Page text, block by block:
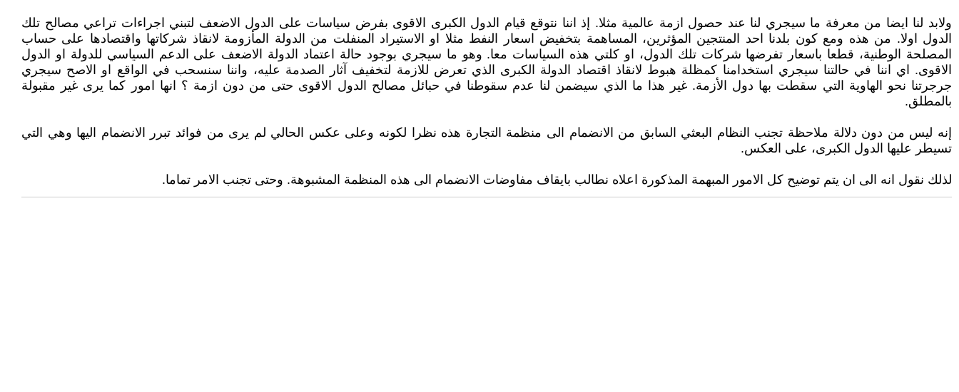
ولابد لنا ايضا من معرفة ما سيجري لنا عند حصول ازمة عالمية مثلا. إذ اننا نتوقع قيام الدول الكبرى الاقوى بفرض سياسات على الدول الاضعف لتبني اجراءات تراعي مصالح تلك
الدول اولا. من هذه ومع كون بلدنا احد المنتجين المؤثرين، المساهمة بتخفيض اسعار النفط مثلا او الاستيراد المنفلت من الدولة المأزومة لانقاذ شركاتها واقتصادها على حساب
المصلحة الوطنية، قطعا باسعار تفرضها شركات تلك الدول، او كلتي هذه السياسات معا. وهو ما سيجري بوجود حالة اعتماد الدولة الاضعف على الدعم السياسي للدولة او الدول
الاقوى. اي اننا في حالتنا سيجري استخدامنا كمظلة هبوط لانقاذ اقتصاد الدولة الكبرى الذي تعرض للازمة لتخفيف آثار الصدمة عليه، واننا سنسحب في الواقع او الاصح سيجري
جرجرتنا نحو الهاوية التي سقطت بها دول الأزمة. غير هذا ما الذي سيضمن لنا عدم سقوطنا في حبائل مصالح الدول الاقوى حتى من دون ازمة ؟ انها امور كما يرى غير مقبولة
بالمطلق.
إنه ليس من دون دلالة ملاحظة تجنب النظام البعثي السابق من الانضمام الى منظمة التجارة هذه نظرا لكونه وعلى عكس الحالي لم يرى من فوائد تبرر الانضمام اليها وهي التي
تسيطر عليها الدول الكبرى، على العكس.
لذلك نقول انه الى ان يتم توضيح كل الامور المبهمة المذكورة اعلاه نطالب بايقاف مفاوضات الانضمام الى هذه المنظمة المشبوهة. وحتى تجنب الامر تماما.